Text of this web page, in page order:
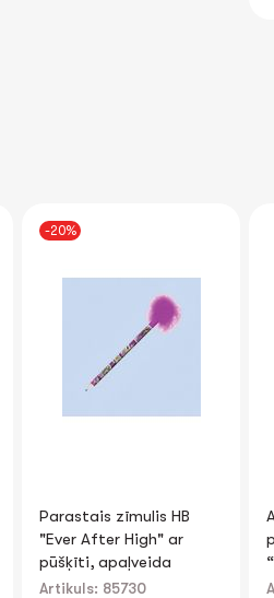
Automātiska lodīšu
pildspalva
“BEAR&RABBIT” zila
0.7mm
Artikuls: 89987